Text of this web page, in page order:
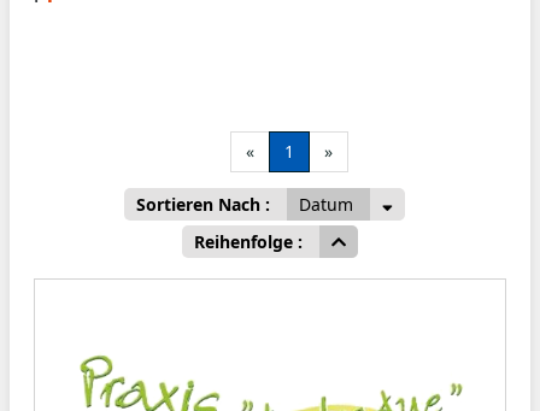
« 1 »
Sortieren Nach :
Datum
Reihenfolge :